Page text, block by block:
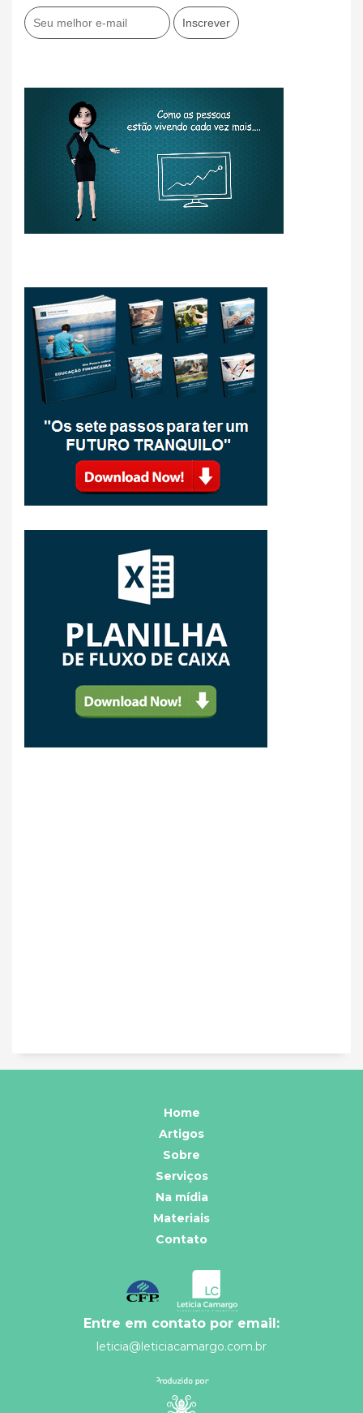
Home
Artigos
Sobre
Serviços
Na mídia
Materiais
Contato
Entre em contato por email:
leticia@leticiacamargo.com.br